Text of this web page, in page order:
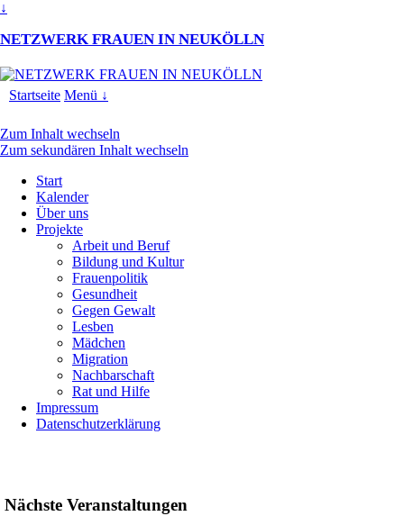
↓
NETZWERK FRAUEN IN NEUKÖLLN
Startseite Menü ↓
Zum Inhalt wechseln
Zum sekundären Inhalt wechseln
Start
Kalender
Über uns
Projekte
Arbeit und Beruf
Bildung und Kultur
Frauenpolitik
Gesundheit
Gegen Gewalt
Lesben
Mädchen
Migration
Nachbarschaft
Rat und Hilfe
Impressum
Datenschutzerklärung
Nächste Veranstaltungen